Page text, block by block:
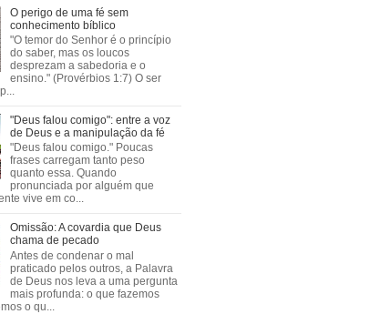
O perigo de uma fé sem
conhecimento bíblico
"O temor do Senhor é o princípio
do saber, mas os loucos
desprezam a sabedoria e o
ensino." (Provérbios 1:7) O ser
"Deus falou comigo": entre a voz
de Deus e a manipulação da fé
"Deus falou comigo." Poucas
frases carregam tanto peso
quanto essa. Quando
pronunciada por alguém que
vive em co...
Omissão: A covardia que Deus
chama de pecado
Antes de condenar o mal
praticado pelos outros, a Palavra
de Deus nos leva a uma pergunta
mais profunda: o que fazemos
o qu...